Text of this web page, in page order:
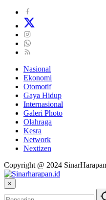
Nasional
Ekonomi
Otomotif
Gaya Hidup
Internasional
Galeri Photo
Olahraga
Kesra
Network
Nextizen
Copyright @ 2024
×